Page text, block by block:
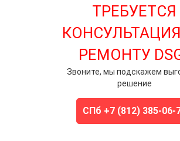
ТРЕБУЕТСЯ
РЕМОНТУ
Звоните, мы подскажем
решение
СПб +7 (812) 385-06-